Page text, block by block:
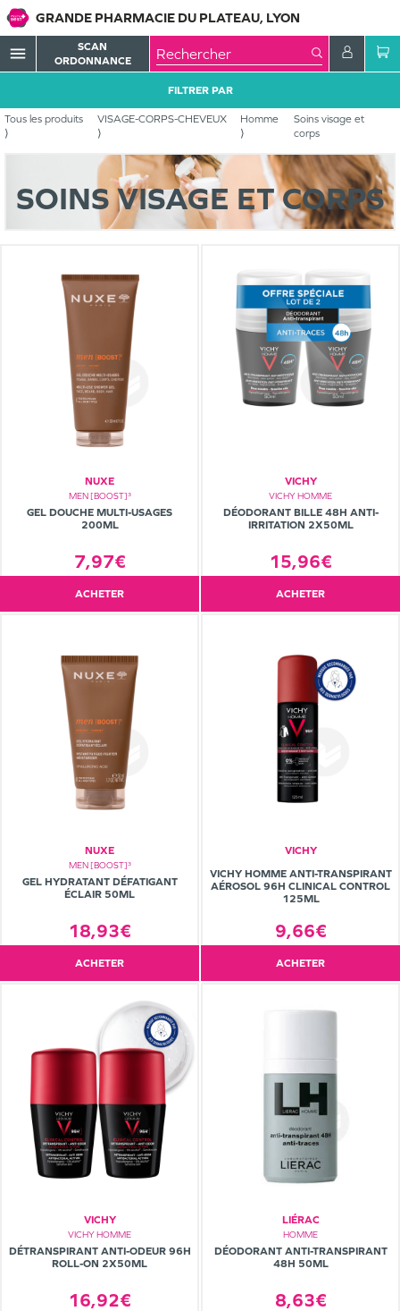
GRANDE PHARMACIE DU PLATEAU, LYON
menu
SCAN
ORDONNANCE
Tous les produits VISAGE-CORPS-CHEVEUX Homme
Soins visage et
corps
FILTRER PAR
SOINS VISAGE ET CORPS
NUXE
MEN [BOOST]³
GEL DOUCHE MULTI-USAGES
200ML
7,97€
ACHETER
VICHY
VICHY HOMME
DÉODORANT BILLE 48H ANTI-
IRRITATION 2X50ML
15,96€
ACHETER
NUXE
MEN [BOOST]³
GEL HYDRATANT DÉFATIGANT
ÉCLAIR 50ML
18,93€
ACHETER
VICHY
VICHY HOMME ANTI-TRANSPIRANT
AÉROSOL 96H CLINICAL CONTROL
125ML
9,66€
ACHETER
VICHY
VICHY HOMME
DÉTRANSPIRANT ANTI-ODEUR 96H
ROLL-ON 2X50ML
16,92€
LIÉRAC
HOMME
DÉODORANT ANTI-TRANSPIRANT
48H 50ML
8,63€